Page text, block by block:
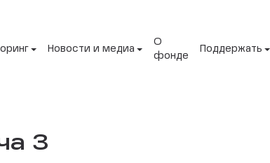
Новости и медиа
О
фонде
Поддержать
3